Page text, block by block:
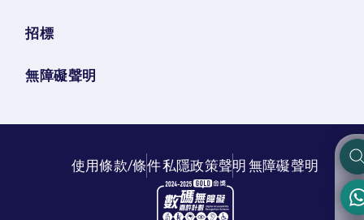
招標
無障礙聲明
使用條款/條件私隱政策聲明無障礙聲明